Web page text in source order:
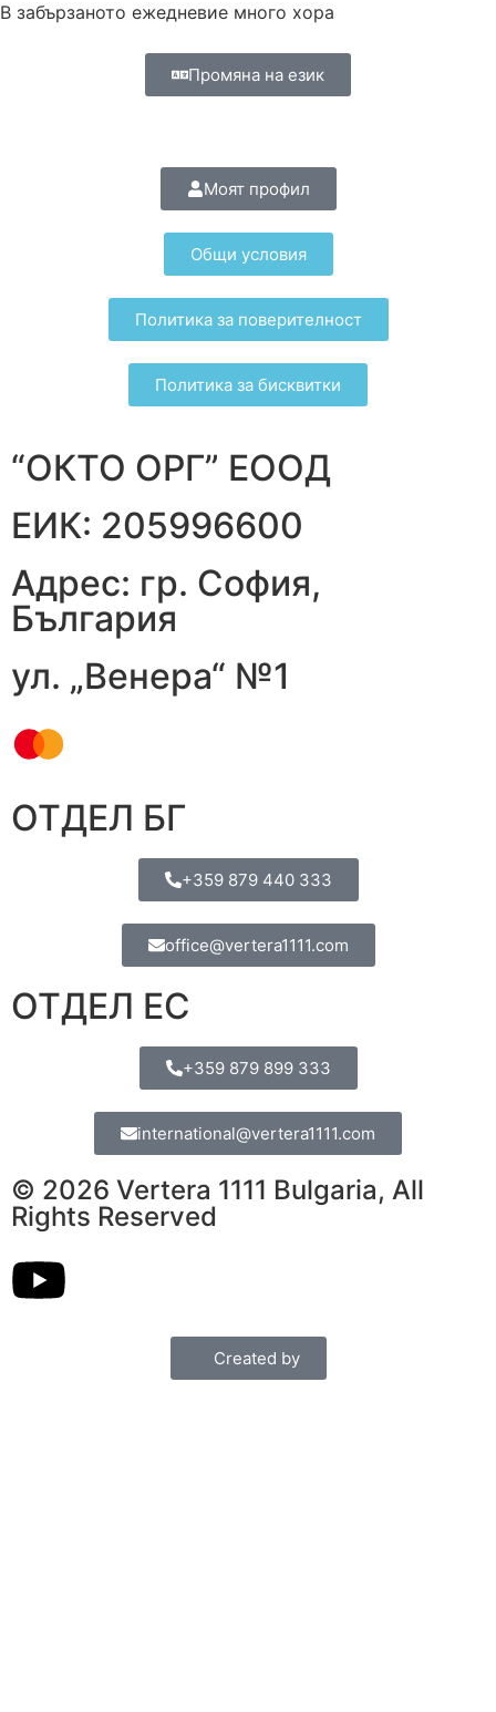
В забързаното ежедневие много хора
Промяна на език
Моят профил
Общи условия
Политика за поверителност
Политика за бисквитки
“ОКТО ОРГ” ЕООД
ЕИК: 205996600
Адрес: гр. София,
България
ул. „Венера“ №1
ОТДЕЛ БГ
+359 879 440 333
office@vertera1111.com
ОТДЕЛ ЕС
+359 879 899 333
international@vertera1111.com
© 2026 Vertera 1111 Bulgaria, All
Rights Reserved
Created by